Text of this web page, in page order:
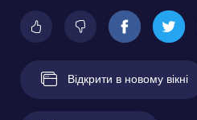
Відкрити в новому вікні